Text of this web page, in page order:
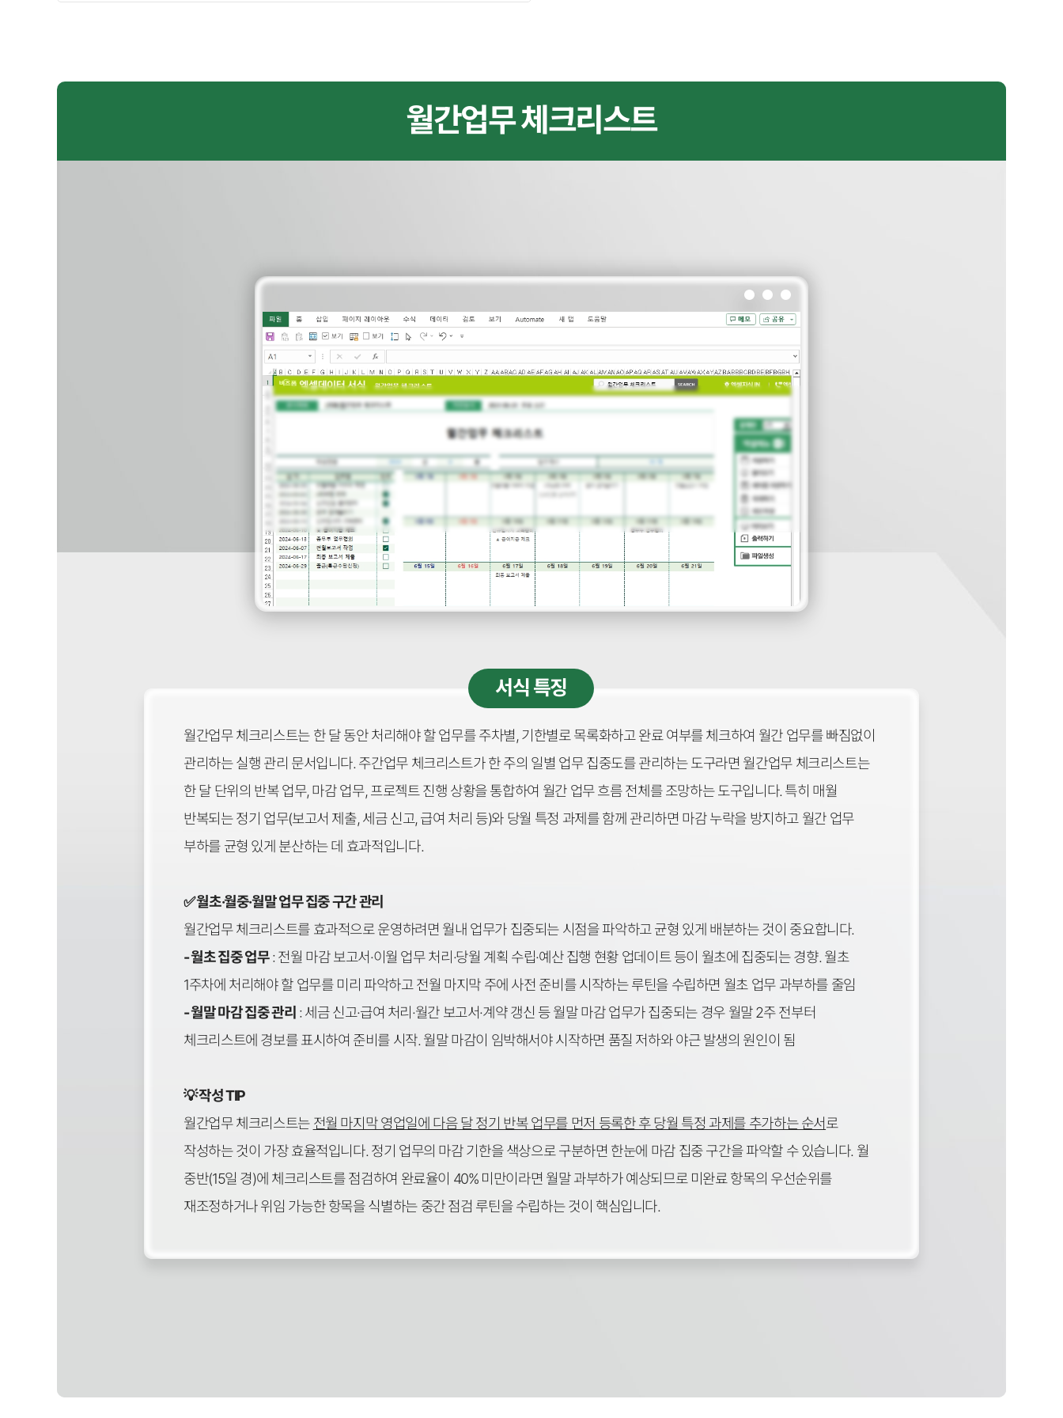
월간업무 체크리스트
서식 특징
월간업무 체크리스트는 한 달 동안 처리해야 할 업무를 주차별, 기한별로 목록화하고 완료 여부를 체크하여 월간 업무를 빠짐없이
관리하는 실행 관리 문서입니다. 주간업무 체크리스트가 한 주의 일별 업무 집중도를 관리하는 도구라면 월간업무 체크리스트는
한 달 단위의 반복 업무, 마감 업무, 프로젝트 진행 상황을 통합하여 월간 업무 흐름 전체를 조망하는 도구입니다. 특히 매월
반복되는 정기 업무(보고서 제출, 세금 신고, 급여 처리 등)와 당월 특정 과제를 함께 관리하면 마감 누락을 방지하고 월간 업무
부하를 균형 있게 분산하는 데 효과적입니다.
✅ 월초·월중·월말 업무 집중 구간 관리
월간업무 체크리스트를 효과적으로 운영하려면 월내 업무가 집중되는 시점을 파악하고 균형 있게 배분하는 것이 중요합니다.
- 월초 집중 업무: 전월 마감 보고서·이월 업무 처리·당월 계획 수립·예산 집행 현황 업데이트 등이 월초에 집중되는 경향. 월초
1주차에 처리해야 할 업무를 미리 파악하고 전월 마지막 주에 사전 준비를 시작하는 루틴을 수립하면 월초 업무 과부하를 줄임
- 월말 마감 집중 관리 : 세금 신고·급여 처리·월간 보고서·계약 갱신 등 월말 마감 업무가 집중되는 경우 월말 2주 전부터
체크리스트에 경보를 표시하여 준비를 시작. 월말 마감이 임박해서야 시작하면 품질 저하와 야근 발생의 원인이 됨
💡 작성 TIP
월간업무 체크리스트는 전월 마지막 영업일에 다음 달 정기 반복 업무를 먼저 등록한 후 당월 특정 과제를 추가하는 순서로
작성하는 것이 가장 효율적입니다. 정기 업무의 마감 기한을 색상으로 구분하면 한눈에 마감 집중 구간을 파악할 수 있습니다. 월
중반(15일 경)에 체크리스트를 점검하여 완료율이 40% 미만이라면 월말 과부하가 예상되므로 미완료 항목의 우선순위를
재조정하거나 위임 가능한 항목을 식별하는 중간 점검 루틴을 수립하는 것이 핵심입니다.